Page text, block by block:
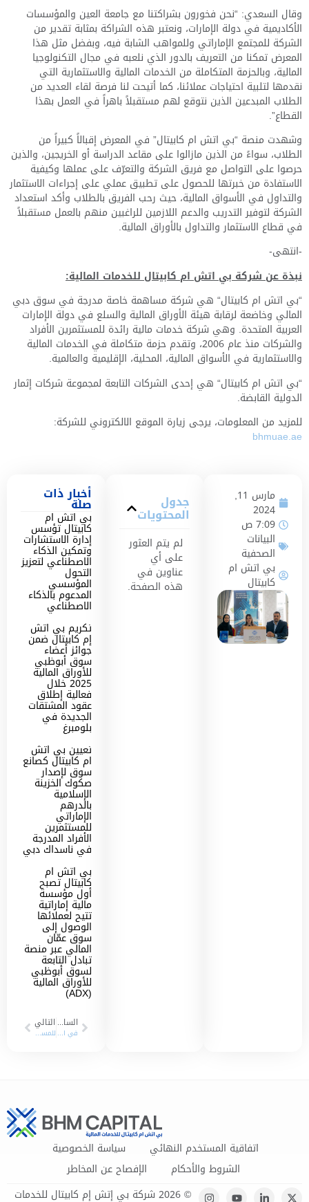
مارس 11,
2024
7:09 ص
البيانات
الصحفية
بي اتش ام
كابيتال
جدول
المحتويات
لم يتم العثور
على أي
عناوين في
هذه الصفحة.
أخبار ذات
صلة
بي اتش ام
كابيتال تؤسس
إدارة الاستشارات
وتمكين الذكاء
الاصطناعي لتعزيز
التحول
المؤسسي
المدعوم بالذكاء
الاصطناعي
تكريم بي اتش
إم كابيتال ضمن
جوائز أعضاء
سوق أبوظبي
للأوراق المالية
2025 خلال
فعالية إطلاق
عقود المشتقات
الجديدة في
بلومبرغ
تعيين بي اتش
ام كابيتال كصانع
سوق لإصدار
صكوك الخزينة
الإسلامية
بالدرهم
الإماراتي
للمستثمرين
الأفراد المدرجة
في ناسداك دبي
بي اتش ام
كابيتال تصبح
أول مؤسسة
مالية إماراتية
تتيح لعملائها
الوصول إلى
سوق عمّان
المالي عبر منصة
تبادل التابعة
لسوق أبوظبي
للأوراق المالية
(ADX)
السابق
في انطلاقة قوية للشركة مع مطلع عام 2024 “بي اتش ام كابيتال” تستحوذ على النصيب الأكبر من حسابات المستثمرين الجديدة في سوق دبي المالي
التالي
للمساهمة في استقرار أسعار الأسهم الحديثة الإدراج بالسوق “بي اتش ام كابيتال” تحصل على موافقة سوق دبي المالي لتقديم وممارسة آلية “الاستقرار السعري
وقال السعدي: “نحن فخورون بشراكتنا مع جامعة العين والمؤسسات
الأكاديمية في دولة الإمارات، ونعتبر هذه الشراكة بمثابة تقدير من
الشركة للمجتمع الإماراتي وللمواهب الشابة فيه، وبفضل مثل هذا
المعرض تمكنا من التعريف بالدور الذي نلعبه في مجال التكنولوجيا
المالية، وبالحزمة المتكاملة من الخدمات المالية والاستثمارية التي
نقدمها لتلبية احتياجات عملائنا، كما أتيحت لنا فرصة لقاء العديد من
الطلاب المبدعين الذين نتوقع لهم مستقبلاً باهراً في العمل بهذا
القطاع”.
وشهدت منصة “بي اتش ام كابيتال” في المعرض إقبالاً كبيراً من
الطلاب، سواءً من الذين مازالوا على مقاعد الدراسة أو الخريجين، والذين
حرصوا على التواصل مع فريق الشركة والتعرّف على عملها وكيفية
الاستفادة من خبرتها للحصول على تطبيق عملي على إجراءات الاستثمار
والتداول في الأسواق المالية، حيث رحب الفريق بالطلاب وأكد استعداد
الشركة لتوفير التدريب والدعم اللازمين للراغبين منهم بالعمل مستقبلاً
في قطاع الاستثمار والتداول بالأوراق المالية.
-انتهى-
نبذة عن شركة بي اتش ام كابيتال للخدمات المالية:
“بي اتش ام كابيتال“ هي شركة مساهمة خاصة مدرجة في سوق دبي
المالي وخاضعة لرقابة هيئة الأوراق المالية والسلع في دولة الإمارات
العربية المتحدة. وهي شركة خدمات مالية رائدة للمستثمرين الأفراد
والشركات منذ عام 2006، وتقدم حزمة متكاملة في الخدمات المالية
والاستثمارية في الأسواق المالية، المحلية، الإقليمية والعالمية.
“بي اتش ام كابيتال“ هي إحدى الشركات التابعة لمجموعة شركات إثمار
الدولية القابضة.
للمزيد من المعلومات، يرجى زيارة الموقع الالكتروني للشركة:
bhmuae.ae
اتفاقية المستخدم النهائي
سياسة الخصوصية
الشروط والأحكام
الإفصاح عن المخاطر
© 2026 شركة بي إتش إم كابيتال للخدمات